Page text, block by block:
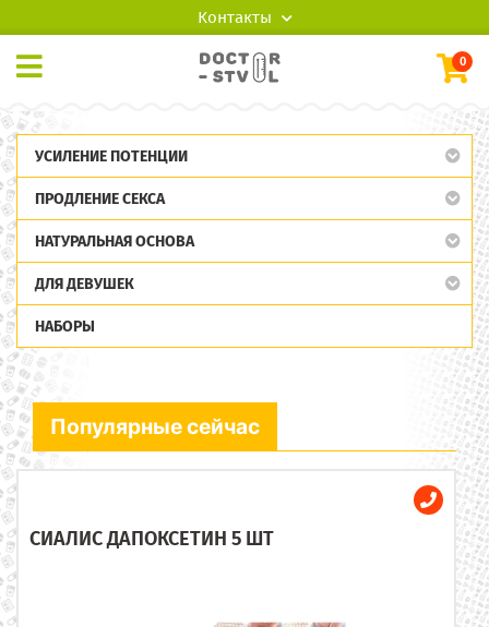
Контакты
0
УСИЛЕНИЕ ПОТЕНЦИИ
ПРОДЛЕНИЕ СЕКСА
НАТУРАЛЬНАЯ ОСНОВА
ДЛЯ ДЕВУШЕК
НАБОРЫ
Популярные сейчас
СИАЛИС ДАПОКСЕТИН 5 ШТ